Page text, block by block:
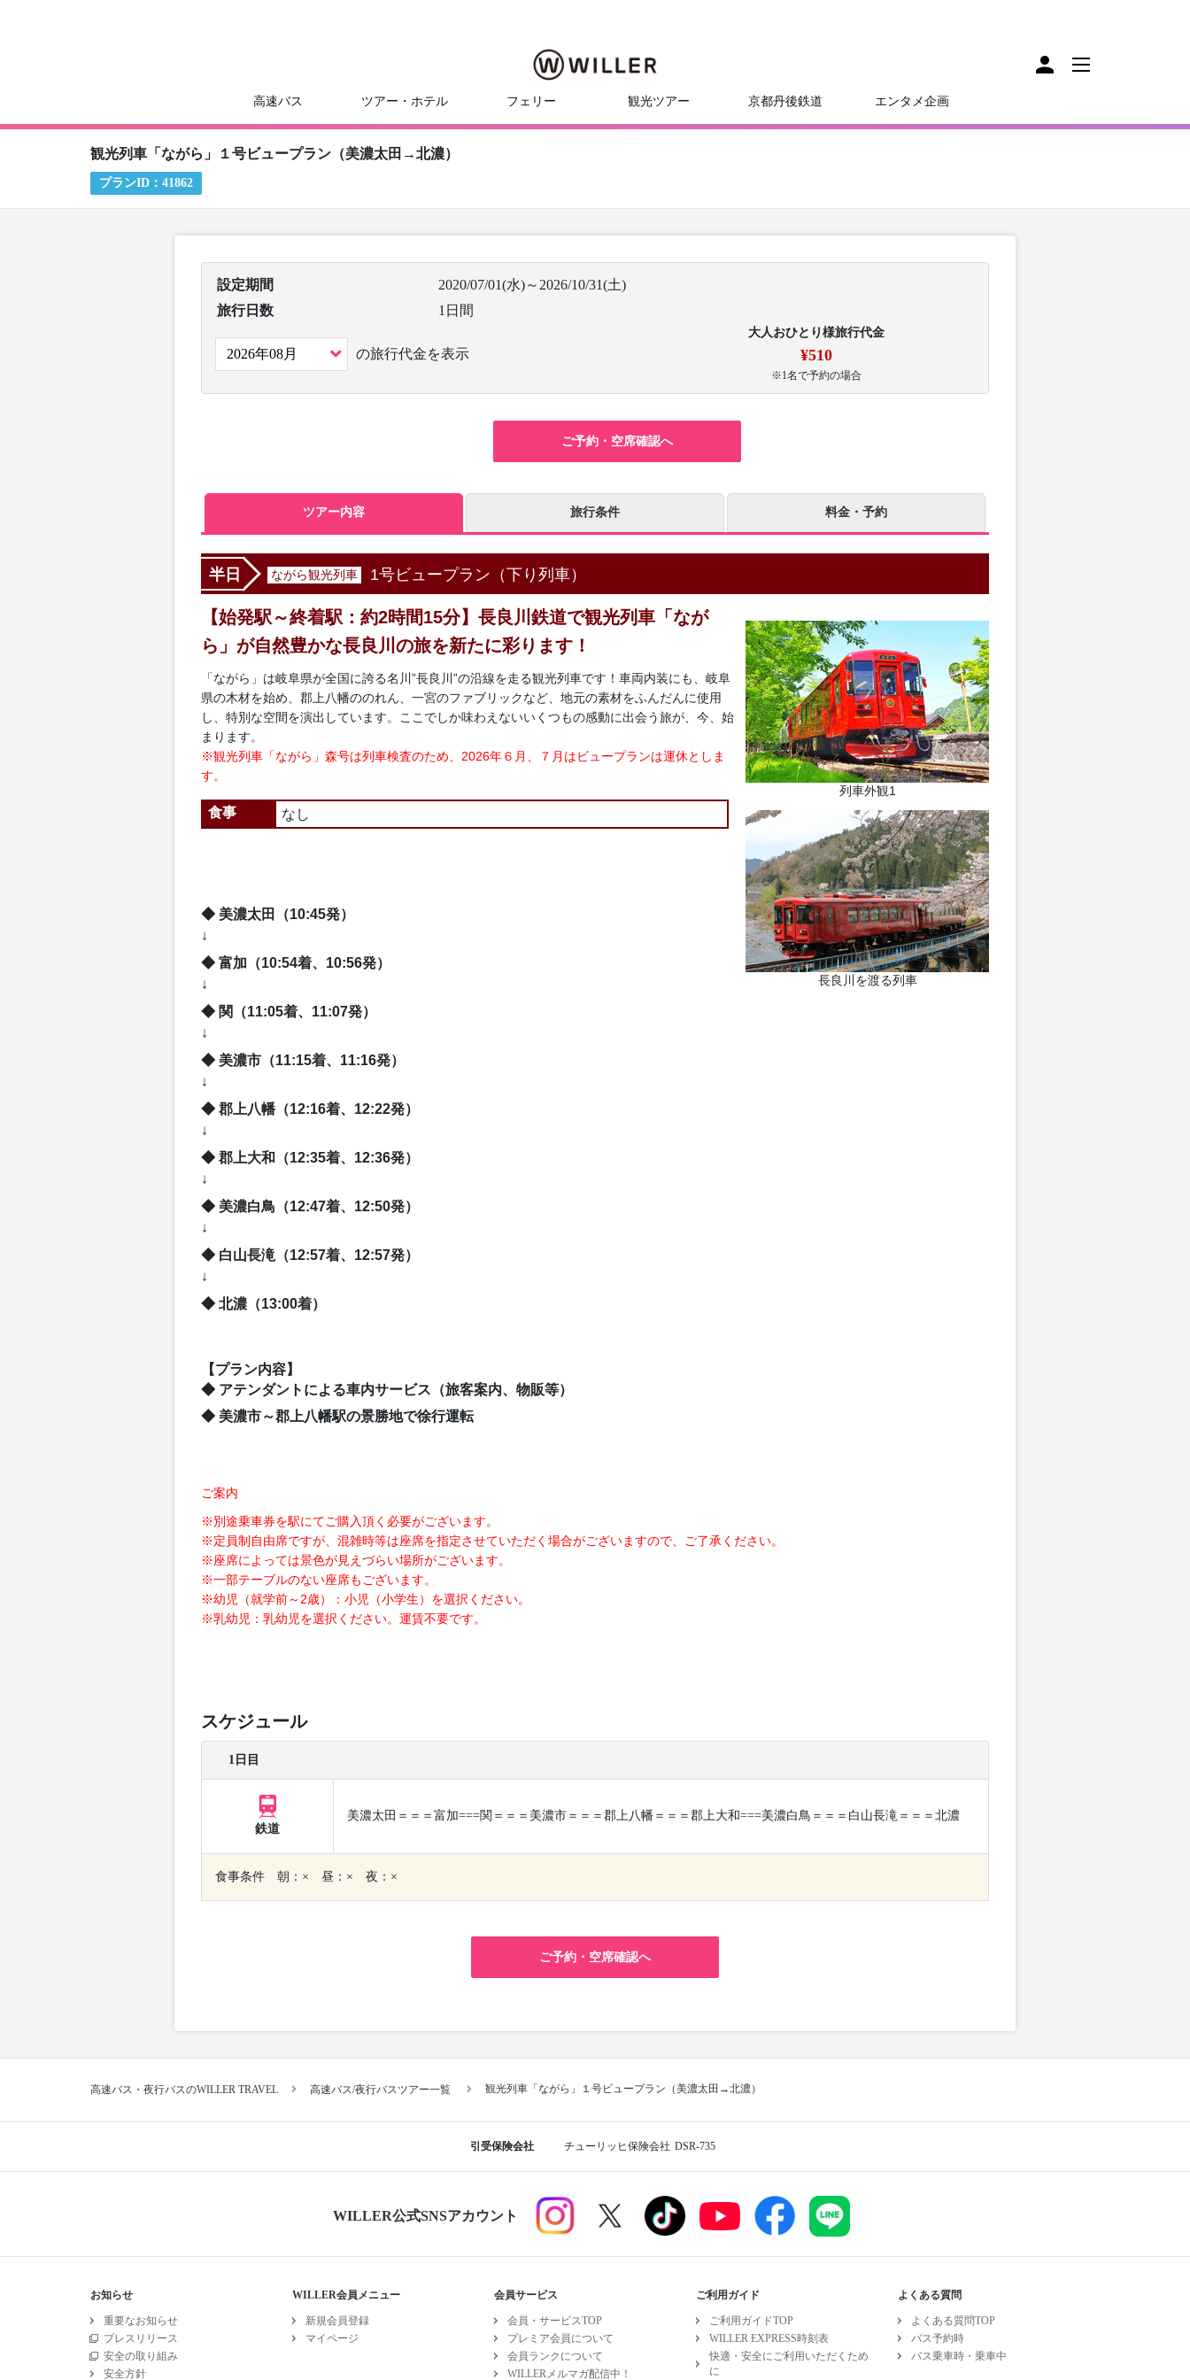
高速バス ツアー・ホテル フェリー 観光ツアー 京都丹後鉄道 エンタメ企画
観光列車「ながら」１号ビュープラン（美濃太田→北濃）
プランID： 41862
設定期間
2020/07/01(水)～2026/10/31(土)
旅行日数
1日間
の旅行代金を表示
大人おひとり様旅行代金
¥510
※1名で予約の場合
ご予約・空席確認へ
ツアー内容 旅行条件 料金・予約
半日 ながら観光列車 1号ビュープラン（下り列車）
列車外観1
長良川を渡る列車
【始発駅～終着駅：約2時間15分】長良川鉄道で観光列車「なが
ら」が自然豊かな長良川の旅を新たに彩ります！
「ながら」は岐阜県が全国に誇る名川”長良川”の沿線を走る観光列車です！車両内装にも、岐阜
県の木材を始め、郡上八幡ののれん、一宮のファブリックなど、地元の素材をふんだんに使用
し、特別な空間を演出しています。ここでしか味わえないいくつもの感動に出会う旅が、今、始
まります。
※観光列車「ながら」森号は列車検査のため、2026年６月、７月はビュープランは運休としま
す。
食事 なし
美濃太田（10:45発）
↓
富加（10:54着、10:56発）
↓
関（11:05着、11:07発）
↓
美濃市（11:15着、11:16発）
↓
郡上八幡（12:16着、12:22発）
↓
郡上大和（12:35着、12:36発）
↓
美濃白鳥（12:47着、12:50発）
↓
白山長滝（12:57着、12:57発）
↓
北濃（13:00着）
【プラン内容】
アテンダントによる車内サービス（旅客案内、物販等）
美濃市～郡上八幡駅の景勝地で徐行運転
ご案内
※別途乗車券を駅にてご購入頂く必要がございます。
※定員制自由席ですが、混雑時等は座席を指定させていただく場合がございますので、ご了承ください。
※座席によっては景色が見えづらい場所がございます。
※一部テーブルのない座席もございます。
※幼児（就学前～2歳）：小児（小学生）を選択ください。
※乳幼児：乳幼児を選択ください。運賃不要です。
スケジュール
1日目
鉄道
美濃太田＝＝＝富加===関＝＝＝美濃市＝＝＝郡上八幡＝＝＝郡上大和===美濃白鳥＝＝＝白山長滝＝＝＝北濃
食事条件 朝：× 昼：× 夜：×
ご予約・空席確認へ
高速バス・夜行バスのWILLER TRAVEL 高速バス/夜行バスツアー一覧 観光列車「ながら」１号ビュープラン（美濃太田→北濃）
引受保険会社 チューリッヒ保険会社 DSR-735
WILLER公式SNSアカウント
お知らせ
重要なお知らせ
プレスリリース
安全の取り組み
安全方針
WILLER会員メニュー
新規会員登録
マイページ
会員サービス
会員・サービスTOP
プレミア会員について
会員ランクについて
WILLERメルマガ配信中！
ご利用ガイド
ご利用ガイドTOP
WILLER EXPRESS時刻表
快適・安全にご利用いただくため
に
よくある質問
よくある質問TOP
バス予約時
バス乗車時・乗車中